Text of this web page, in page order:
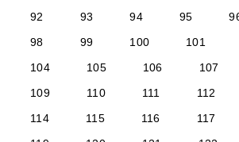
92
93 94 95
98
99 100 101
104
105 106 107
109
110 111 112
114
115 116 117